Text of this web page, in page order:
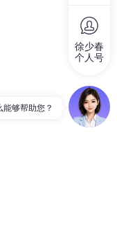
徐少春
个人号